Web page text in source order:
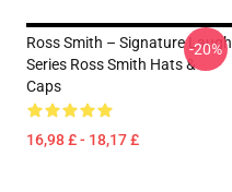
Ross Smith – Signature Laugh
Series Ross Smith Hats &
Caps
16,98 £ - 18,17 £
-20%